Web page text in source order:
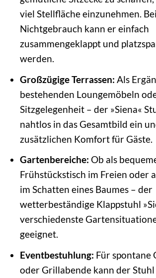
viel Stellfläche einzunehmen. Bei
Nichtgebrauch kann er einfach
zusammengeklappt und
werden.
Großzügige Terrassen: Als
bestehenden Loungemöbeln
Sitzgelegenheit – der »Siena«
nahtlos in das Gesamtbild ein
zusätzlichen Komfort für Gäste.
Gartenbereiche: Ob als
Frühstückstisch im Freien oder
im Schatten eines Baumes – der
wetterbeständige Klappstuhl
verschiedenste
geeignet.
Eventbestuhlung: Für spontane
oder Grillabende kann der